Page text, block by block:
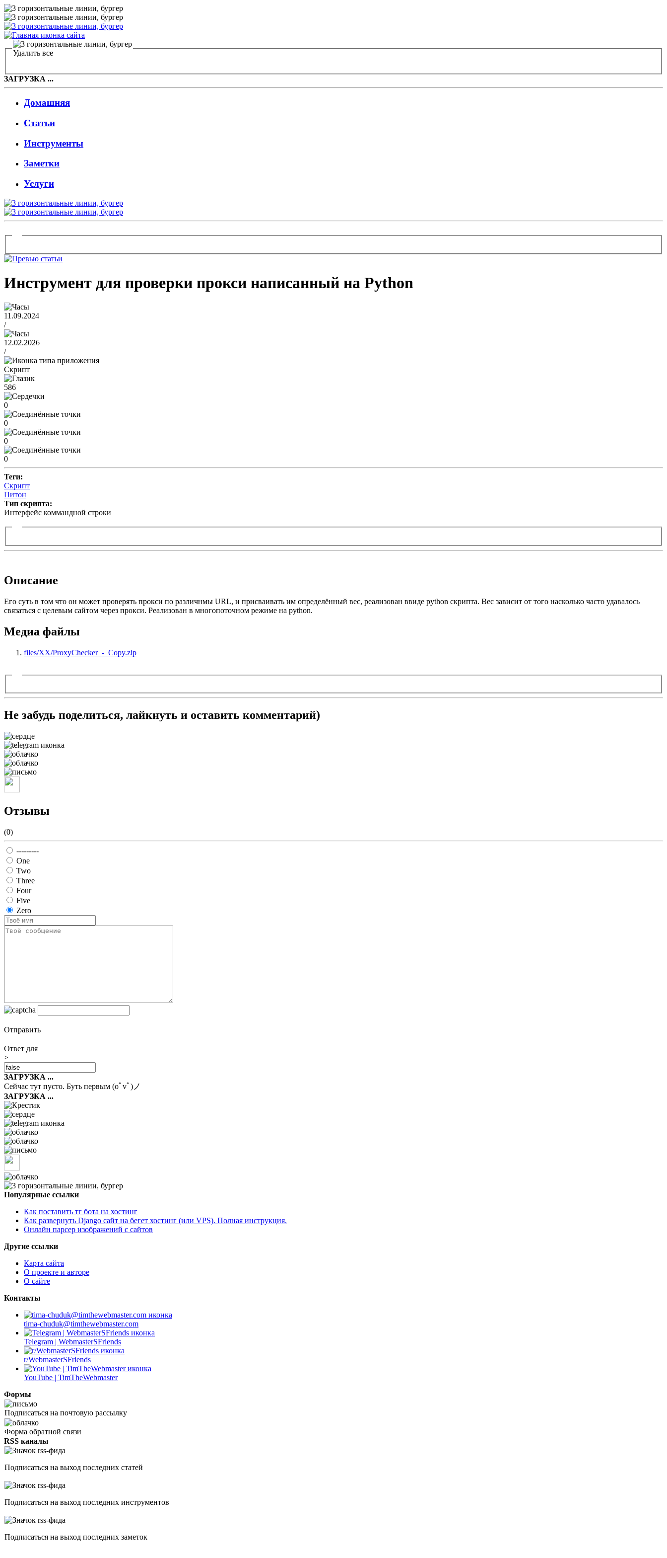
Удалить все
ЗАГРУЗКА ...
Домашняя
Статьи
Инструменты
Заметки
Услуги
Инструмент для проверки прокси написанный на Python
11.09.2024
/
12.02.2026
/
Скрипт
586
0
0
0
0
Теги:
Скрипт
Питон
Тип скрипта:
Интерфейс коммандной строки
Описание
Его суть в том что он может проверять прокси по различнмы URL, и присваивать им определённый вес, реализован ввиде python скрипта. Вес зависит от того насколько часто удавалось
связаться с целевым сайтом через прокси. Реализован в многопоточном режиме на python.
Медиа файлы
files/XX/ProxyChecker_-_Copy.zip
Не забудь поделиться, лайкнуть и оставить комментарий)
Отзывы
(0)
---------
One
Two
Three
Four
Five
Zero
Отправить
Ответ для
>
ЗАГРУЗКА ...
Сейчас тут пусто. Буть первым (oﾟvﾟ)ノ
ЗАГРУЗКА ...
Популярные ссылки
Как поставить тг бота на хостинг
Как развернуть Django сайт на бегет хостинг (или VPS). Полная инструкция.
Онлайн парсер изображений с сайтов
Другие ссылки
Карта сайта
О проекте и авторе
О сайте
Контакты
tima-chuduk@timthewebmaster.com
Telegram | WebmasterSFriends
r/WebmasterSFriends
YouTube | TimTheWebmaster
Формы
Подписаться на почтовую рассылку
Форма обратной связи
RSS каналы
Подписаться на выход последних статей
Подписаться на выход последних инструментов
Подписаться на выход последних заметок